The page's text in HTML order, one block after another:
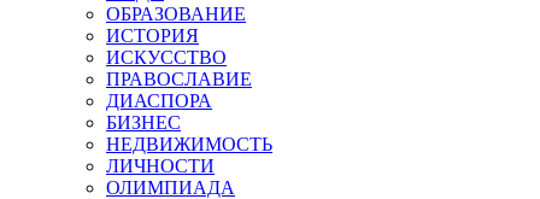
ОБРАЗОВАНИЕ
ИСТОРИЯ
ИСКУССТВО
ПРАВОСЛАВИЕ
ДИАСПОРА
БИЗНЕС
НЕДВИЖИМОСТЬ
ЛИЧНОСТИ
ОЛИМПИАДА